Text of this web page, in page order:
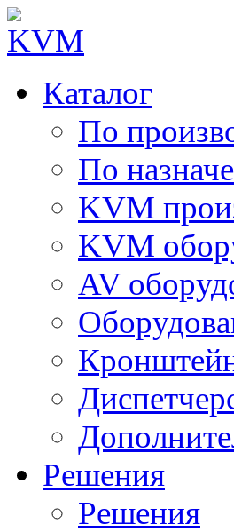
Каталог
По
По
KVM
KVM
AV
Решения
Решения